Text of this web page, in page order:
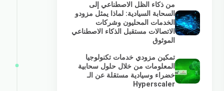
من ذكاء الظل الاصطناعي إلى
السحابة السيادية: لماذا يمثل مزودو
الخدمات المحليون وشركات
الاتصالات مستقبل الذكاء الاصطناعي
الموثوق
تمكين مزودي خدمات تكنولوجيا
المعلومات من خلال حلول سحابية
خضراء وسيادية مستقلة عن الـ
Hyperscaler